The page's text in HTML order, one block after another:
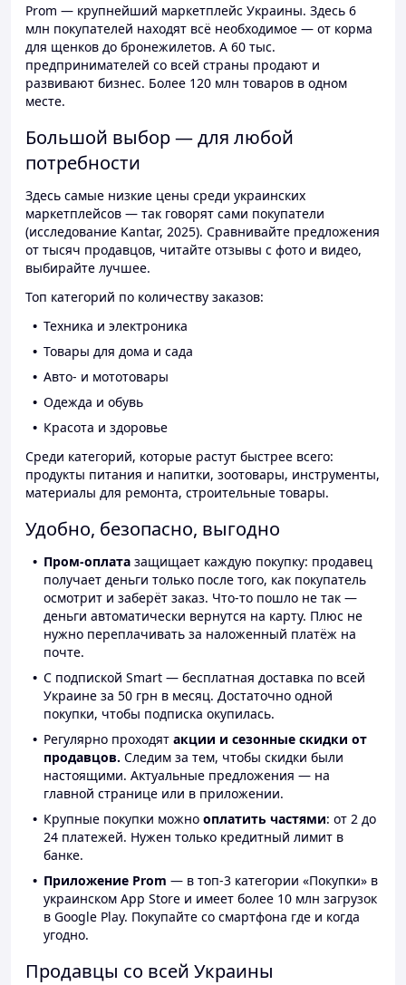
Prom — крупнейший маркетплейс Украины. Здесь 6
млн покупателей находят всё необходимое — от корма
для щенков до бронежилетов. А 60 тыс.
предпринимателей со всей страны продают и
развивают бизнес. Более 120 млн товаров в одном
месте.
Большой выбор — для любой
потребности
Здесь самые низкие цены среди украинских
маркетплейсов — так говорят сами покупатели
(исследование Kantar, 2025). Сравнивайте предложения
от тысяч продавцов, читайте отзывы с фото и видео,
выбирайте лучшее.
Топ категорий по количеству заказов:
Техника и электроника
Товары для дома и сада
Авто- и мототовары
Одежда и обувь
Красота и здоровье
Среди категорий, которые растут быстрее всего:
продукты питания и напитки, зоотовары, инструменты,
материалы для ремонта, строительные товары.
Удобно, безопасно, выгодно
Пром-оплата защищает каждую покупку: продавец
получает деньги только после того, как покупатель
осмотрит и заберёт заказ. Что-то пошло не так —
деньги автоматически вернутся на карту. Плюс не
нужно переплачивать за наложенный платёж на
почте.
С подпиской Smart — бесплатная доставка по всей
Украине за 50 грн в месяц. Достаточно одной
покупки, чтобы подписка окупилась.
Регулярно проходят акции и сезонные скидки от
продавцов. Следим за тем, чтобы скидки были
настоящими. Актуальные предложения — на
главной странице или в приложении.
Крупные покупки можно оплатить частями: от 2 до
24 платежей. Нужен только кредитный лимит в
банке.
Приложение Prom — в топ-3 категории «Покупки» в
украинском App Store и имеет более 10 млн загрузок
в Google Play. Покупайте со смартфона где и когда
угодно.
Продавцы со всей Украины